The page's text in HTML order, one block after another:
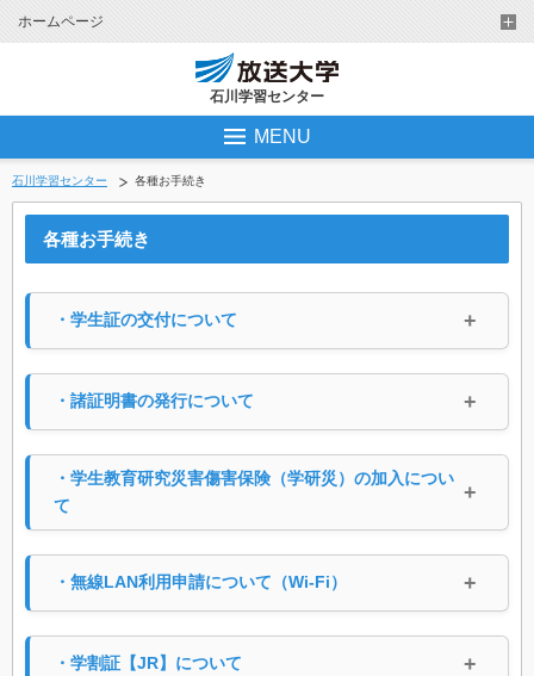
ホームページ
石川学習センター
MENU
石川学習センター 各種お手続き
各種お手続き
・学生証の交付について
・諸証明書の発行について
・学生教育研究災害傷害保険（学研災）の加入につい
て
・無線LAN利用申請について（Wi-Fi）
・学割証【JR】について